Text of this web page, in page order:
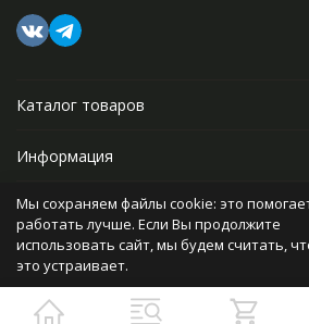
Каталог товаров
Информация
Прочее
Политика персональных данных
Разработано в
bodysite.ru
Мы сохраняем файлы cookie: это
работать лучше. Если Вы продолжите
использовать сайт, мы будем считать,
это устраивает.